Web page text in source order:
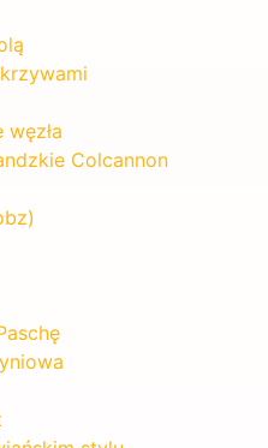
węzła
Colcannon